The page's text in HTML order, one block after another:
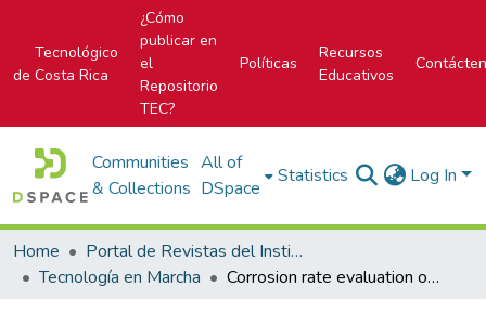
Tecnológico
de Costa Rica
¿Cómo
publicar en
el
Repositorio
TEC?
Políticas
Recursos
Educativos
Communities
& Collections
All of
DSpace
Statistics Log In
Home
Portal de Revistas del Instituto Tecnológico de Costa Rica
Tecnología en Marcha
Corrosion rate evaluation of the carbon steel trough electrochemical techniques